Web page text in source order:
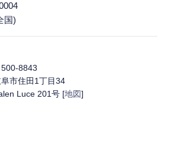
国)
500-8843
市住田1丁目34
Luce 201号 [地図]